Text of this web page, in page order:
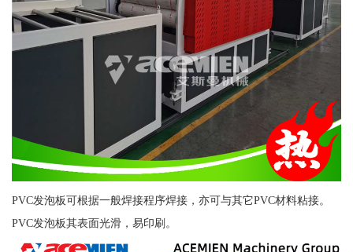
PVC发泡板可根据一般焊接程序焊接，亦可与其它PVC材料粘接。
PVC发泡板其表面光滑，易印刷。